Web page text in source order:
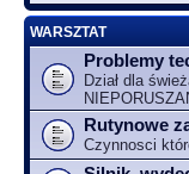
WARSZTAT
Problemy
Dział dla
Rutynowe
Czynnosci